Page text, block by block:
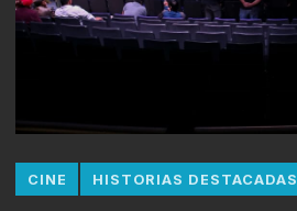
CINE HISTORIAS DESTACADAS